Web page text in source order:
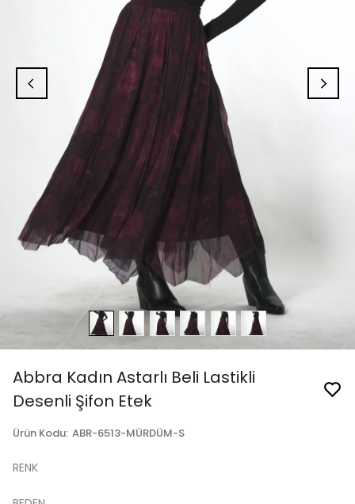
Abbra Kadın Astarlı Beli Lastikli
Desenli Şifon Etek
Ürün Kodu: ABR-6513-MÜRDÜM-S
RENK